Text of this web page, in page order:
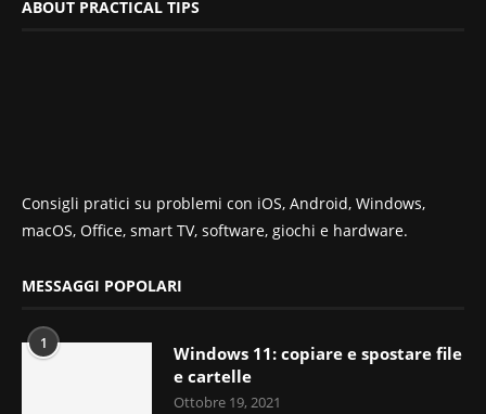
ABOUT PRACTICAL TIPS
Consigli pratici su problemi con iOS, Android, Windows,
macOS, Office, smart TV, software, giochi e hardware.
MESSAGGI POPOLARI
1
Windows 11: copiare e spostare file
e cartelle
Ottobre 19, 2021